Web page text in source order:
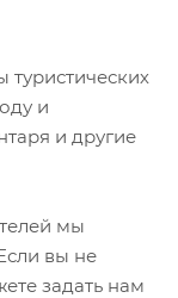
туристических
и
и другие
мы
вы не
задать нам